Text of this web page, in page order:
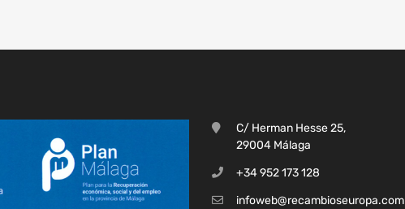
C/ Herman Hesse 25,
29004 Málaga
+34 952 173 128
infoweb@recambioseuropa.com